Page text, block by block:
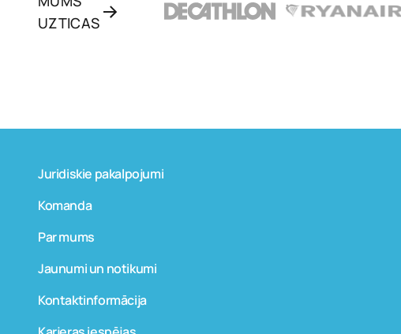
UZTICAS
Juridiskie pakalpojumi
Komanda
Par mums
Jaunumi un notikumi
Kontaktinformācija